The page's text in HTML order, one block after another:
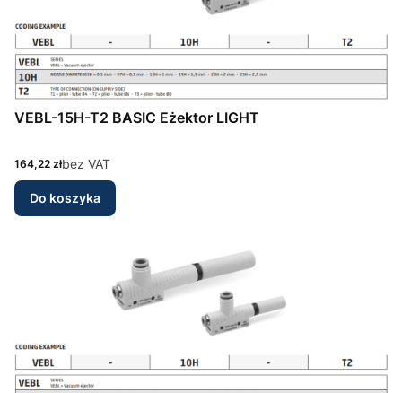
VEBL-15H-T2 BASIC Eżektor LIGHT
Cena
164,22 złbez VAT
Do koszyka